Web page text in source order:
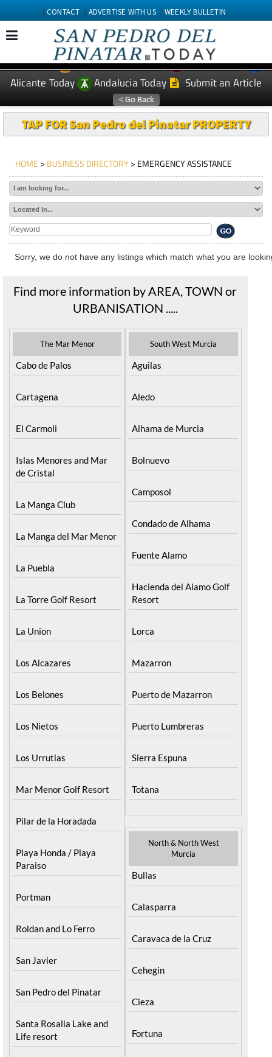
CONTACT ADVERTISE WITH US WEEKLY BULLETIN
EDITIONS: Spanish News Today
Murcia Today
Alicante Today
Andalucia Today Submit an Article
TAP FOR San Pedro del Pinatar PROPERTY
HOME > BUSINESS DIRECTORY> EMERGENCY ASSISTANCE
Sorry, we do not have any listings which match what you are
Find more information by AREA, TOWN or
URBANISATION .....
The Mar Menor
Cabo de Palos
Cartagena
El Carmoli
Islas Menores and Mar
de Cristal
La Manga Club
La Manga del Mar Menor
La Puebla
La Torre Golf Resort
La Union
Los Alcazares
Los Belones
Los Nietos
Los Urrutias
Mar Menor Golf Resort
Pilar de la Horadada
Playa Honda / Playa
Paraiso
Portman
Roldan and Lo Ferro
San Javier
San Pedro del Pinatar
Santa Rosalia Lake and
Life resort
South West Murcia
Aguilas
Aledo
Alhama de Murcia
Bolnuevo
Camposol
Condado de Alhama
Fuente Alamo
Hacienda del Alamo Golf
Resort
Lorca
Mazarron
Puerto de Mazarron
Puerto Lumbreras
Sierra Espuna
Totana
North & North West
Murcia
Bullas
Calasparra
Caravaca de la Cruz
Cehegin
Cieza
Fortuna